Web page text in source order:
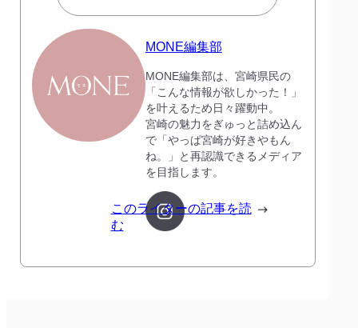
MONE編集部
MONE編集部は、宮崎県民の
「こんな情報が欲しかった！」
を叶えるため日々躍動中。
宮崎の魅力をぎゅっと詰め込ん
で「やっぱ宮崎が好きやもん
ね。」と再認識できるメディア
を目指します。
このライターの記事を読
む